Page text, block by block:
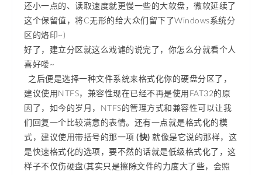
还小一点的、读取速度就更慢一些的大软盘，微软延续了
这个保留值，将C无形的给大众们留下了Windows系统分
区的烙印~)
好了，建立分区就这么戏谑的说完了，你怎么分就看个人
喜好喽~
之后便是选择一种文件系统来格式化你的硬盘分区了，
建议使用NTFS，兼容性现在已经不再是使用FAT32的原
因了，如今的岁月，NTFS的管理方式和兼容性可以让我
们回复一个比较满意的表情。还有一点就是格式化的模
式，建议使用带括号的那一项 (快) 就像是它说的那样，这
是快速格式化的选项，要不然的话就是低级格式化了，这
样子不仅伤硬盘(其实只是擦除文件的力度大了些，会照